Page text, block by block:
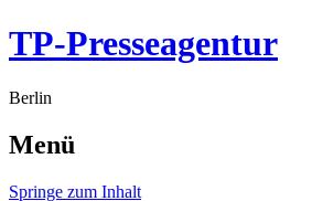
TP-Presseagentur
Berlin
Menü
Springe zum Inhalt